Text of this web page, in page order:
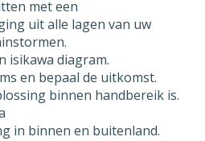
met een
uit alle lagen van uw
isikawa diagram.
en bepaal de uitkomst.
binnen handbereik is.
in binnen en buitenland.